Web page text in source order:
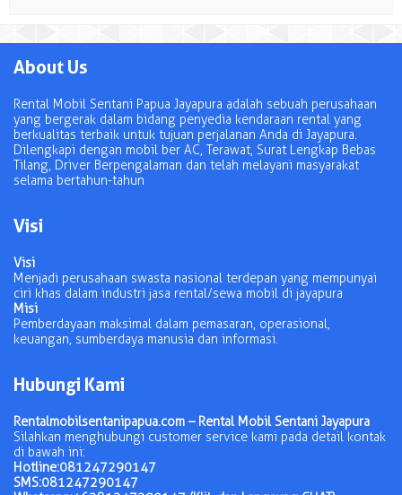
About Us
Rental Mobil Sentani Papua Jayapura adalah sebuah perusahaan
yang bergerak dalam bidang penyedia kendaraan rental yang
berkualitas terbaik untuk tujuan perjalanan Anda di Jayapura.
Dilengkapi dengan mobil ber AC, Terawat, Surat Lengkap Bebas
Tilang, Driver Berpengalaman dan telah melayani masyarakat
selama bertahun-tahun
Visi
Visi
Menjadi perusahaan swasta nasional terdepan yang mempunyai
ciri khas dalam industri jasa rental/sewa mobil di jayapura
Misi
Pemberdayaan maksimal dalam pemasaran, operasional,
keuangan, sumberdaya manusia dan informasi.
Hubungi Kami
Rentalmobilsentanipapua.com – Rental Mobil Sentani Jayapura
Silahkan menghubungi customer service kami pada detail kontak
di bawah ini:
Hotline:081247290147
SMS:081247290147